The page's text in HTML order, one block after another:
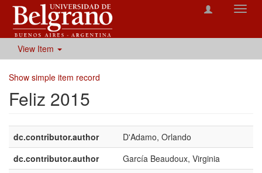
View Item
Show simple item record
Feliz 2015
dc.contributor.author
D'Adamo, Orlando
dc.contributor.author
García Beaudoux, Virginia